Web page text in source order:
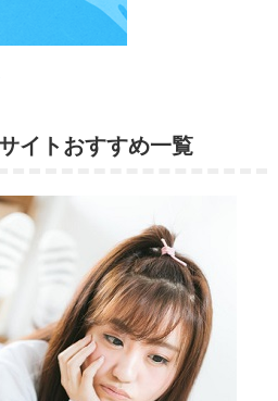
イトおすすめ一覧